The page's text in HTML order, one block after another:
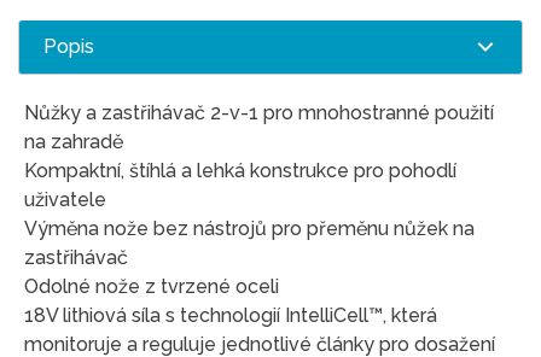
Popis
Nůžky a zastřihávač 2-v-1 pro mnohostranné použití
na zahradě
Kompaktní, štíhlá a lehká konstrukce pro pohodlí
uživatele
Výměna nože bez nástrojů pro přeměnu nůžek na
zastřihávač
Odolné nože z tvrzené oceli
18V lithiová síla s technologií IntelliCell™, která
monitoruje a reguluje jednotlivé články pro dosažení